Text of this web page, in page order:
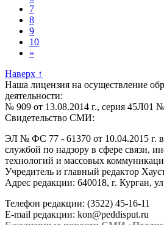
7
8
9
10
»
Наверх ↑
Наша лицензия на осуществление
деятельности:
№ 909 от 13.08.2014 г., серия 45Л01
Свидетельство СМИ:
ЭЛ № ФС 77 - 61370 от 10.04.2015 г.
службой по надзору в сфере связи,
технологий и массовых
Учредитель и главный редактор
Адрес редакции: 640018, г. Курган,
Телефон редакции: (3522) 45-16-11
E-mail редакции: kon@peddisput.ru